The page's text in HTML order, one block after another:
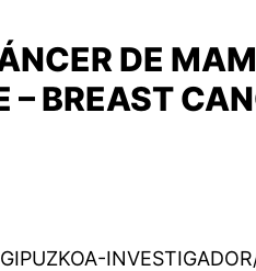
DE
– BREAST